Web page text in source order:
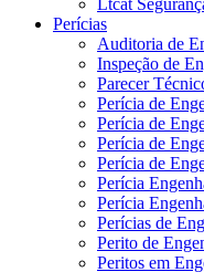
Perícias
Auditoria de
Inspeção de
Parecer
Perícia de
Perícia de
Perícia de
Perícia de
Perícia
Perícia
Perícias de
Perito de
Peritos em